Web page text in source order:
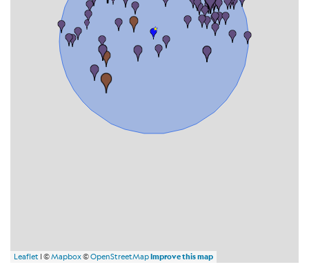
Leaflet | ©Mapbox©OpenStreetMapImprove this map